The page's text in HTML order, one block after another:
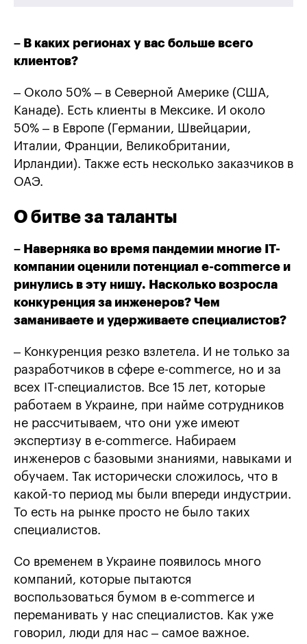
– В каких регионах у вас больше всего
клиентов?
– Около 50% – в Северной Америке (США,
Канаде). Есть клиенты в Мексике. И около
50% – в Европе (Германии, Швейцарии,
Италии, Франции, Великобритании,
Ирландии). Также есть несколько заказчиков в
ОАЭ.
О битве за таланты
– Наверняка во время пандемии многие IТ-
компании оценили потенциал е-commerce и
ринулись в эту нишу. Насколько возросла
конкуренция за инженеров? Чем
заманиваете и удерживаете специалистов?
– Конкуренция резко взлетела. И не только за
разработчиков в сфере е-commerce, но и за
всех IТ-специалистов. Все 15 лет, которые
работаем в Украине, при найме сотрудников
не рассчитываем, что они уже имеют
экспертизу в е-commerce. Набираем
инженеров с базовыми знаниями, навыками и
обучаем. Так исторически сложилось, что в
какой-то период мы были впереди индустрии.
То есть на рынке просто не было таких
специалистов.
Со временем в Украине появилось много
компаний, которые пытаются
воспользоваться бумом в е-commerce и
переманивать у нас специалистов. Как уже
говорил, люди для нас – самое важное.